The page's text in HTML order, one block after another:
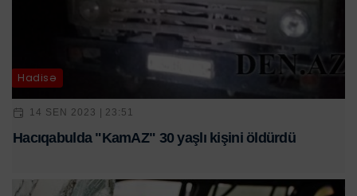
Hadisə
14 SEN 2023 | 23:51
Hacıqabulda "KamAZ" 30 yaşlı kişini öldürdü